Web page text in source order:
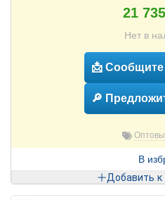
21
Нет в
📩
🔎
В
Добавить